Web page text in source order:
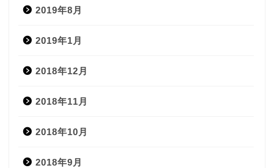
2019年8月
2019年1月
2018年12月
2018年11月
2018年10月
2018年9月